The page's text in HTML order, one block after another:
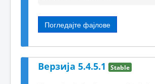
Погледајте фајлове
Верзија 5.4.5.1 Stable